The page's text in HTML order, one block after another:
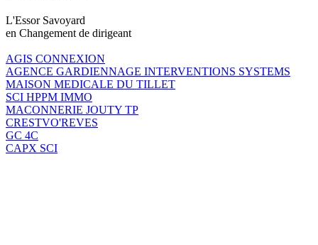
L'Essor Savoyard
en Changement de dirigeant
AGIS CONNEXION
AGENCE GARDIENNAGE INTERVENTIONS SYSTEMS
MAISON MEDICALE DU TILLET
SCI HPPM IMMO
MACONNERIE JOUTY TP
CRESTVO'REVES
GC 4C
CAPX SCI